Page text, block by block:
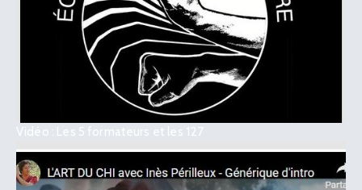
Vidéo : Les 5 formateurs et les 127